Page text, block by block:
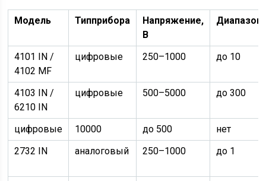
Модель Типприбора
Напряжение,
В
Диапазон,
4101 IN /
4102 MF
цифровые 250–1000 до 10
4103 IN /
6210 IN
цифровые 500–5000 до 300
цифровые 10000 до 500
нет
2732 IN
аналоговый 250–1000 до 1